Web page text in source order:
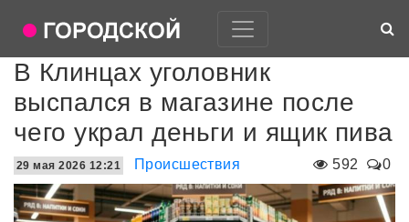
В Клинцах уголовник
выспался в магазине после
чего украл деньги и ящик пива
592 0
29 мая 2026 12:21 Происшествия